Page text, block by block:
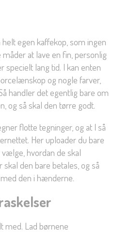
egen kaffekop, som ingen
at lave en fin, personlig
specielt lang tid. I kan enten
og nogle farver,
handler det egentlig bare om
og så skal den tørre godt.
flotte tegninger, og at I så
Her uploader du bare
hvordan de skal
den bare betales, og så
den i hænderne.
med. Lad børnene